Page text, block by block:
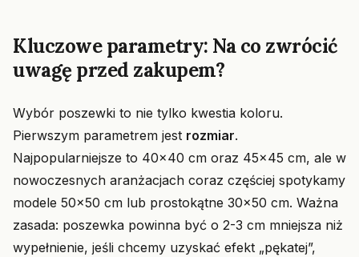
Kluczowe parametry: Na co zwrócić
uwagę przed zakupem?
Wybór poszewki to nie tylko kwestia koloru.
Pierwszym parametrem jest rozmiar.
Najpopularniejsze to 40x40 cm oraz 45x45 cm, ale w
nowoczesnych aranżacjach coraz częściej spotykamy
modele 50x50 cm lub prostokątne 30x50 cm. Ważna
zasada: poszewka powinna być o 2-3 cm mniejsza niż
wypełnienie, jeśli chcemy uzyskać efekt „pękatej”,